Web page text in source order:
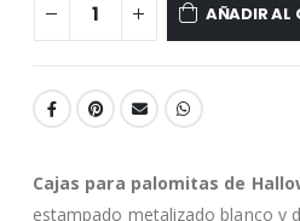
AÑADIR AL
Cajas para palomitas de
estampado metalizado blanco y